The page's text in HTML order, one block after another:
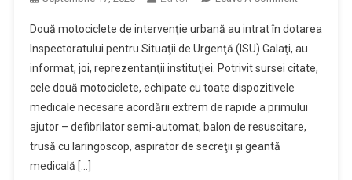
Motociclete
De
Intervenţie
Au
Intrat
Două motociclete de intervenţie urbană au intrat în dotarea
Inspectoratului pentru Situaţii de Urgenţă (ISU) Galaţi, au
informat, joi, reprezentanţii instituţiei. Potrivit sursei citate,
cele două motociclete, echipate cu toate dispozitivele
medicale necesare acordării extrem de rapide a primului
ajutor – defibrilator semi-automat, balon de resuscitare,
trusă cu laringoscop, aspirator de secreţii şi geantă
medicală […]